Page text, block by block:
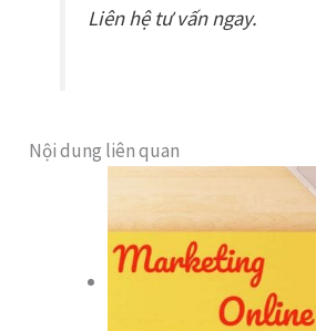
Liên hệ tư vấn ngay.
Nội dung liên quan